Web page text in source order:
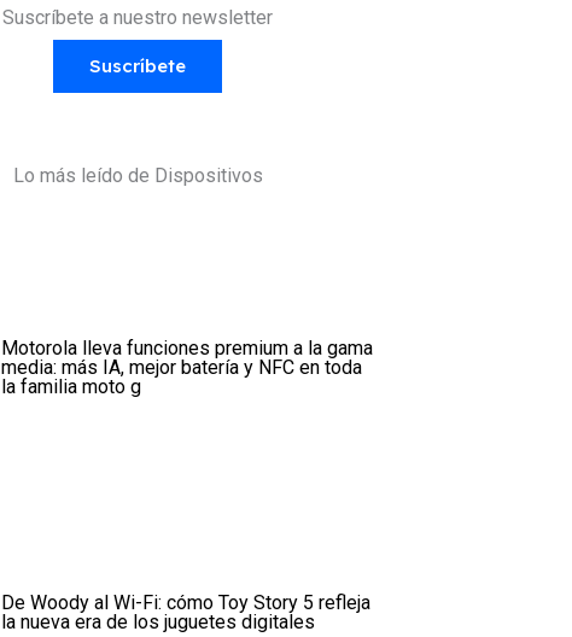
Suscríbete a nuestro newsletter
Suscríbete
Lo más leído de Dispositivos
Motorola lleva funciones premium a la gama
media: más IA, mejor batería y NFC en toda
la familia moto g
De Woody al Wi-Fi: cómo Toy Story 5 refleja
la nueva era de los juguetes digitales